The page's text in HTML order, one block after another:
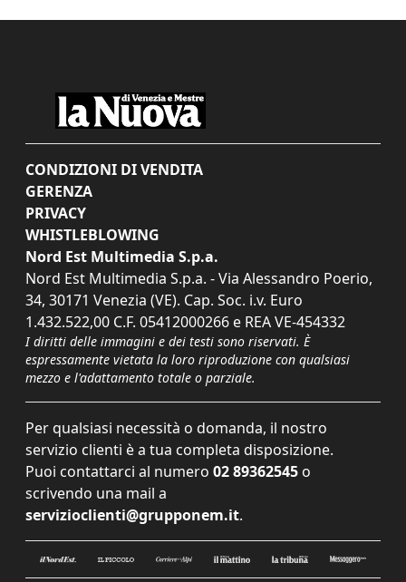
CONDIZIONI DI VENDITA
GERENZA
PRIVACY
WHISTLEBLOWING
Nord Est Multimedia S.p.a.
Nord Est Multimedia S.p.a. - Via Alessandro Poerio,
34, 30171 Venezia (VE). Cap. Soc. i.v. Euro
1.432.522,00 C.F. 05412000266 e REA VE-454332
I diritti delle immagini e dei testi sono riservati. È
espressamente vietata la loro riproduzione con qualsiasi
mezzo e l'adattamento totale o parziale.
Per qualsiasi necessità o domanda, il nostro
servizio clienti è a tua completa disposizione.
Puoi contattarci al numero 02 89362545 o
scrivendo una mail a
servizioclienti@grupponem.it.